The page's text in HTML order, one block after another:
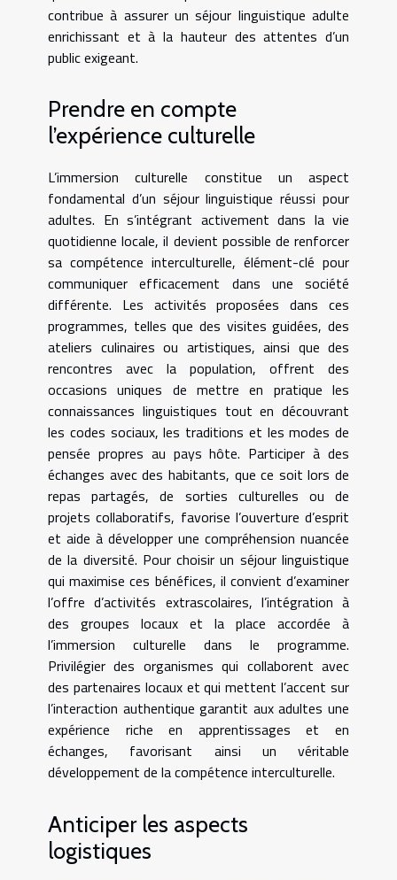
contribue à assurer un séjour linguistique adulte
enrichissant et à la hauteur des attentes d’un
public exigeant.
Prendre en compte
l’expérience culturelle
L’immersion culturelle constitue un aspect
fondamental d’un séjour linguistique réussi pour
adultes. En s’intégrant activement dans la vie
quotidienne locale, il devient possible de renforcer
sa compétence interculturelle, élément-clé pour
communiquer efficacement dans une société
différente. Les activités proposées dans ces
programmes, telles que des visites guidées, des
ateliers culinaires ou artistiques, ainsi que des
rencontres avec la population, offrent des
occasions uniques de mettre en pratique les
connaissances linguistiques tout en découvrant
les codes sociaux, les traditions et les modes de
pensée propres au pays hôte. Participer à des
échanges avec des habitants, que ce soit lors de
repas partagés, de sorties culturelles ou de
projets collaboratifs, favorise l’ouverture d’esprit
et aide à développer une compréhension nuancée
de la diversité. Pour choisir un séjour linguistique
qui maximise ces bénéfices, il convient d’examiner
l’offre d’activités extrascolaires, l’intégration à
des groupes locaux et la place accordée à
l’immersion culturelle dans le programme.
Privilégier des organismes qui collaborent avec
des partenaires locaux et qui mettent l’accent sur
l’interaction authentique garantit aux adultes une
expérience riche en apprentissages et en
échanges, favorisant ainsi un véritable
développement de la compétence interculturelle.
Anticiper les aspects
logistiques